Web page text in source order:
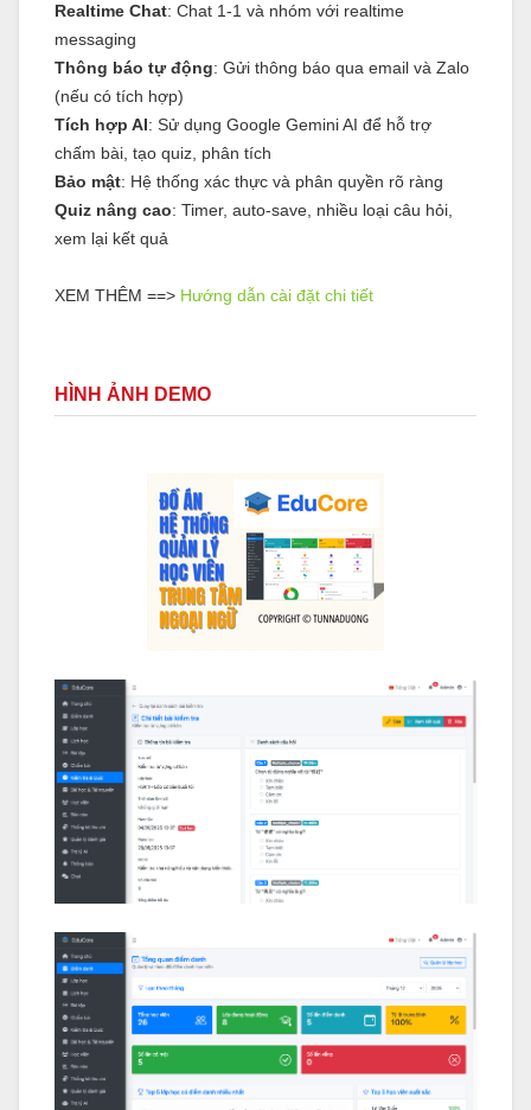
Realtime Chat: Chat 1-1 và nhóm với realtime
messaging
Thông báo tự động: Gửi thông báo qua email và Zalo
(nếu có tích hợp)
Tích hợp AI: Sử dụng Google Gemini AI để hỗ trợ
chấm bài, tạo quiz, phân tích
Bảo mật: Hệ thống xác thực và phân quyền rõ ràng
Quiz nâng cao: Timer, auto-save, nhiều loại câu hỏi,
xem lại kết quả
XEM THÊM ==> Hướng dẫn cài đặt chi tiết
HÌNH ẢNH DEMO